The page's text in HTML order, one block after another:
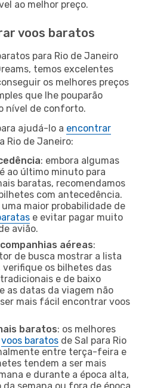
ao melhor preço.
voos baratos
para Rio de Janeiro
temos excelentes
os melhores preços
que lhe pouparão
nível de conforto.
ajudá-lo a encontrar
Rio de Janeiro:
: embora algumas
ao último minuto para
baratas, recomendamos
com antecedência.
maior probabilidade de
e evitar pagar muito
avião.
aéreas:
de busca mostrar a lista
verifique os bilhetes das
e de baixo
as datas da viagem não
mais fácil encontrar voos
baratos: os melhores
voos baratos de Sal para Rio
entre terça-feira e
tendem a ser mais
e durante a época alta,